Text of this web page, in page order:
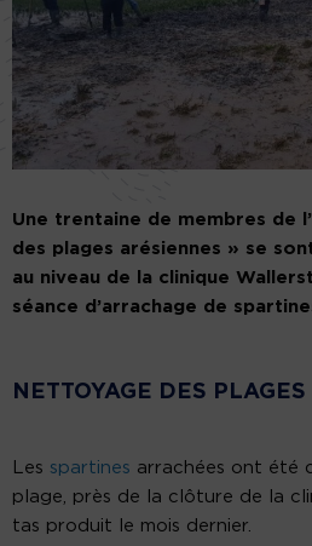
Une trentaine de membres de
des plages arésiennes » se
au niveau de la clinique
séance d’arrachage de
NETTOYAGE DES PLAGES
Les spartines arrachées ont été
plage, près de la clôture de la
tas produit le mois dernier.